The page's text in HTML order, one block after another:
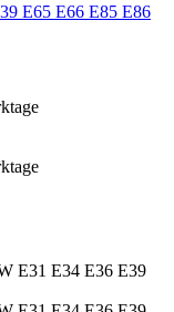
E65 E66 E85 E86